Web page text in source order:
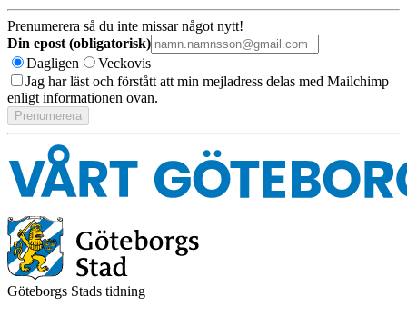
Prenumerera så du inte missar något nytt!
Din epost (obligatorisk)
Dagligen
Veckovis
Jag har läst och förstått att min mejladress delas med Mailchimp
enligt informationen ovan.
Göteborgs Stads tidning